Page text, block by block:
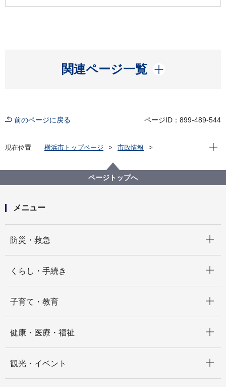
関連ページ一覧
開く
前のページに戻る ページID：899-489-544
現在位置 横浜市トップページ
市政情報
こども青少年局の紹介
審議会・検討会
その他
横浜市子どもの貧困対策に関する計画推進会議
現在
ページトップへ
メニュー
防災・救急
くらし・手続き
子育て・教育
健康・医療・福祉
観光・イベント